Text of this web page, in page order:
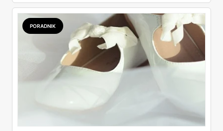
świętuje 29. urodziny, co oznacza jeszcze więcej rabatów
i specjalnych okazji. Wśród nich pojawiły się przeceny
sięgające nawet 65%, a do tego akcje "1+1 za 1 zł" czy
oferty dla posiadaczy karty Skarbonka. I chociaż artykułów
promocyjnych jest setki, wybraliśmy kilka szczególnie
atrakcyjnych. Które? Czytaj dalej!
PORADNIK